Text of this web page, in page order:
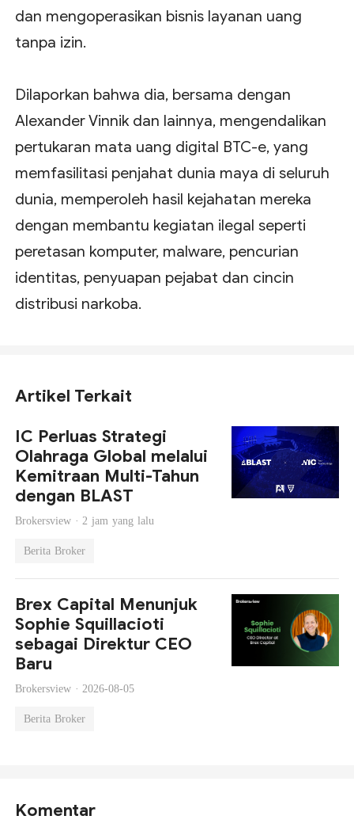
dan mengoperasikan bisnis layanan uang
tanpa izin.
Dilaporkan bahwa dia, bersama dengan
Alexander Vinnik dan lainnya, mengendalikan
pertukaran mata uang digital BTC-e, yang
memfasilitasi penjahat dunia maya di seluruh
dunia, memperoleh hasil kejahatan mereka
dengan membantu kegiatan ilegal seperti
peretasan komputer, malware, pencurian
identitas, penyuapan pejabat dan cincin
distribusi narkoba.
Artikel Terkait
IC Perluas Strategi
Olahraga Global melalui
Kemitraan Multi-Tahun
dengan BLAST
Brokersview · 2 jam yang lalu
Berita Broker
Brex Capital Menunjuk
Sophie Squillacioti
sebagai Direktur CEO
Baru
Brokersview · 2026-08-05
Berita Broker
Komentar